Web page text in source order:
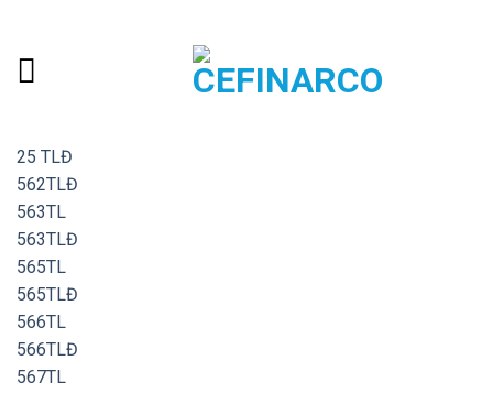
content
25 TLĐ
562TLĐ
563TL
563TLĐ
565TL
565TLĐ
566TL
566TLĐ
567TL